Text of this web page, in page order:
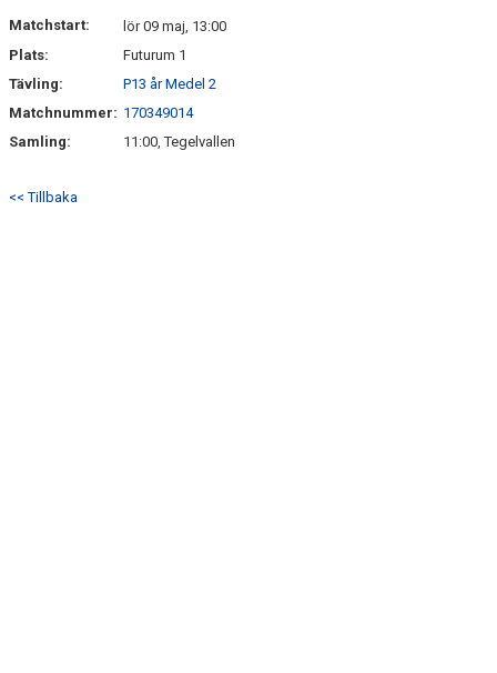
Matchstart:
lör 09 maj, 13:00
Plats:
Futurum 1
Tävling:
P13 år Medel 2
Matchnummer: 170349014
Samling:
11:00, Tegelvallen
<< Tillbaka